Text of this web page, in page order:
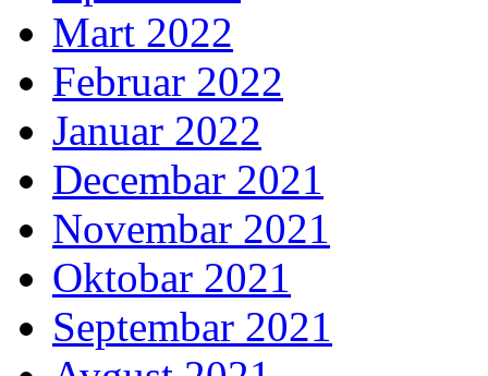
Mart 2022
Februar 2022
Januar 2022
Decembar 2021
Novembar 2021
Oktobar 2021
Septembar 2021